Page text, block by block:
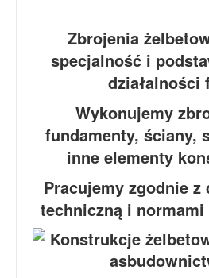
Zbrojenia
specjalność i
działalności
Wykonujemy
fundamenty, ściany,
inne elementy
Pracujemy zgodnie z
techniczną i